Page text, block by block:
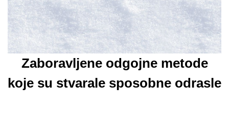
Zaboravljene odgojne metode
koje su stvarale sposobne odrasle